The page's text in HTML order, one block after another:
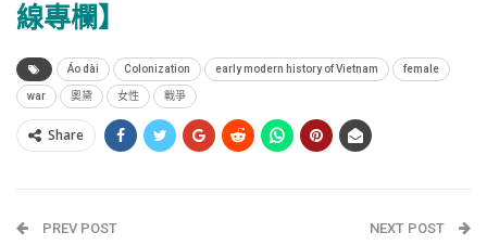
線專欄】
Áo dài Colonization early modern history of Vietnam female
war 奧黛 女性 戰爭
Share
PREV POST NEXT POST